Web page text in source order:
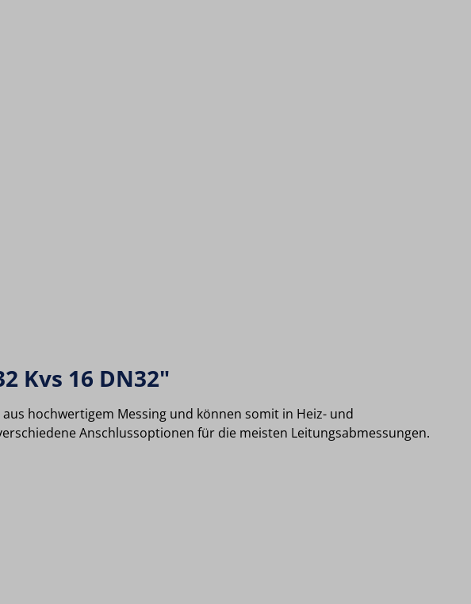
Kvs 16 DN32"
hochwertigem Messing und können somit in Heiz- und
Anschlussoptionen für die meisten Leitungsabmessungen.